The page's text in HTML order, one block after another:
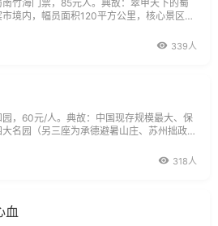
竹海门票，85元人。典故：翠甲天下的蜀
境内，幅员面积120平方公里，核心景区4
山水、溶洞、湖泊、瀑布于一体，兼有历史
339人
，60元/人。典故：中国现存规模最大、保
名园（另三座为承德避暑山庄、苏州拙政
寿山为基址，以杭州西湖风景为蓝本，汲取江
318人
血